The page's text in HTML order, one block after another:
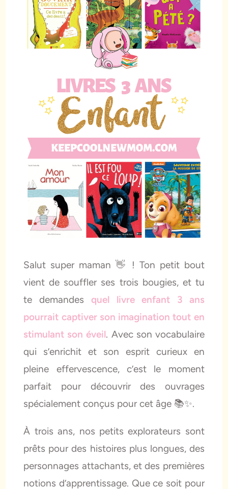
Salut super maman 👋 ! Ton petit bout
vient de souffler ses trois bougies, et tu
te demandes quel livre enfant 3 ans
pourrait captiver son imagination tout en
stimulant son éveil. Avec son vocabulaire
qui s’enrichit et son esprit curieux en
pleine effervescence, c’est le moment
parfait pour découvrir des ouvrages
spécialement conçus pour cet âge 📚✨.
À trois ans, nos petits explorateurs sont
prêts pour des histoires plus longues, des
personnages attachants, et des premières
notions d’apprentissage. Que ce soit pour